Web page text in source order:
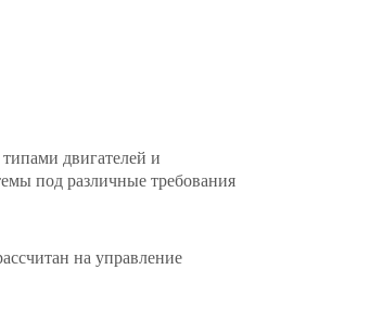
двигателей и
под различные требования
на управление